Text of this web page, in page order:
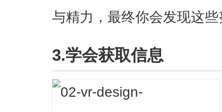
与精力，最终你会发现这
3.学会获取信息